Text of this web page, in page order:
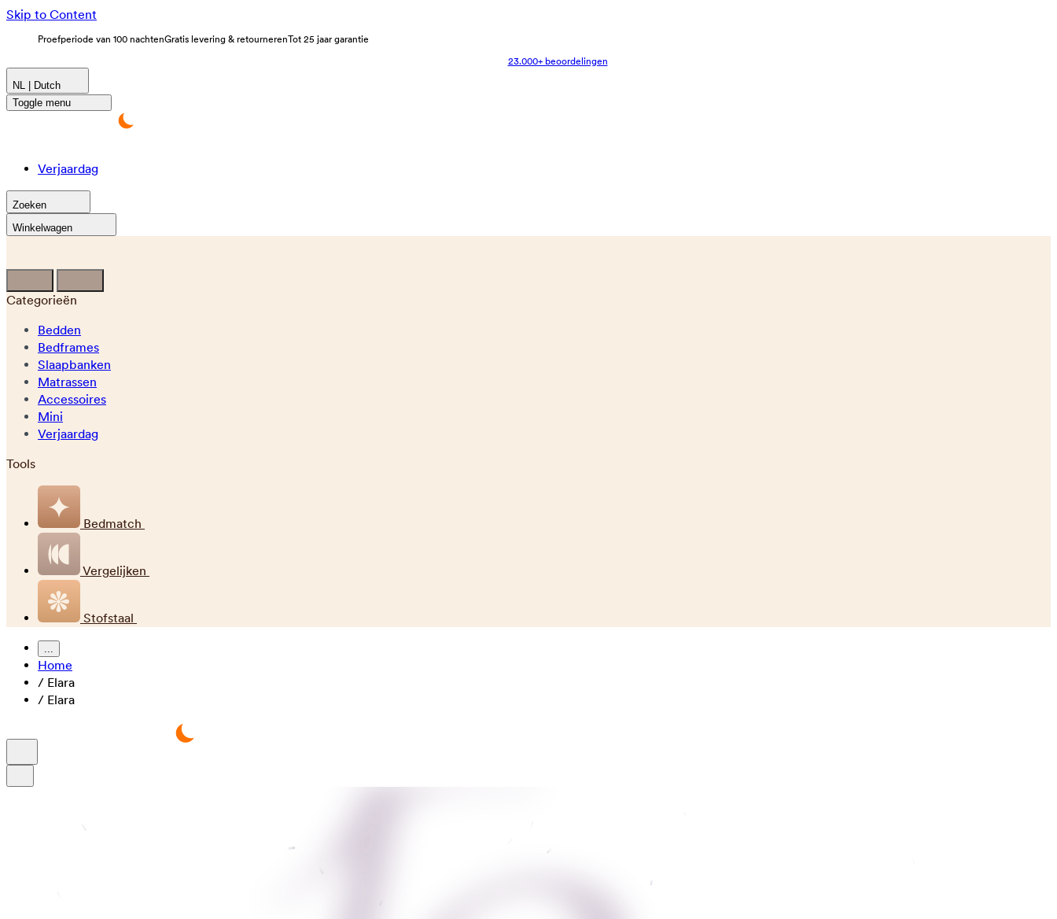
Skip to Content
Proefperiode van 100 nachtenGratis levering & retournerenTot 25 jaar garantie
23.000+ beoordelingen
NL | Dutch
Toggle menu
Verjaardag
Zoeken
Winkelwagen
Categorieën
Bedden
Bedframes
Slaapbanken
Matrassen
Accessoires
Mini
Verjaardag
Tools
Bedmatch
Vergelijken
Stofstaal
...
Home
/ Elara
/ Elara